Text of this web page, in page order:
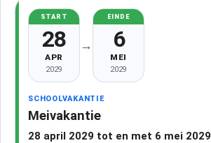
START
28
APR
2029
→
EINDE
6
MEI
2029
SCHOOLVAKANTIE
Meivakantie
28 april 2029 tot en met 6 mei 2029